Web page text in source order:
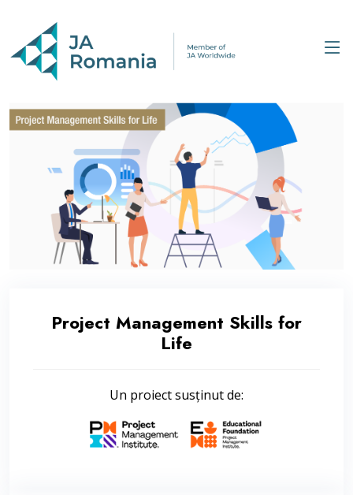
Project Management Skills for
Life
Un proiect susținut de: